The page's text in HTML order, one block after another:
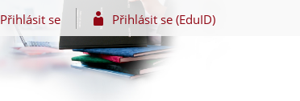
Přihlásit se Přihlásit se (EduID)